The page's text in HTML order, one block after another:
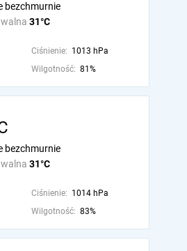
31°C
bezchmurnie
Ciśnienie: 1013 hPa
Wilgotność: 81%
31°C
bezchmurnie
Ciśnienie: 1014 hPa
Wilgotność: 83%